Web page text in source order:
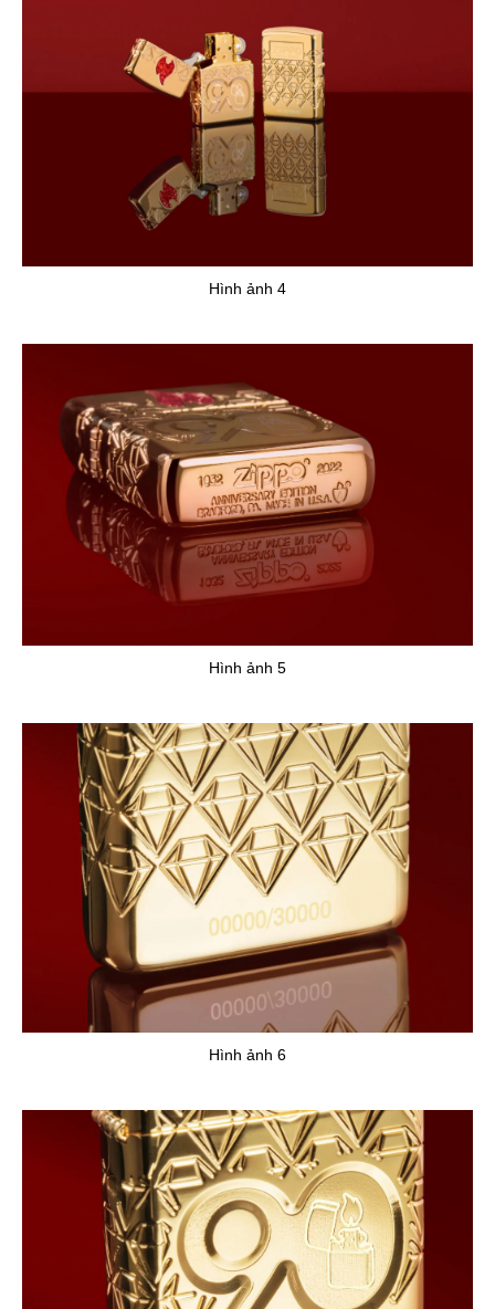
Hình ảnh 4
Hình ảnh 5
Hình ảnh 6